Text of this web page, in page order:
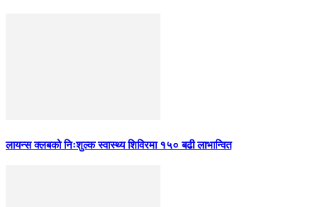
लायन्स क्लबको निःशुल्क स्वास्थ्य शिविरमा १५० बढी लाभान्वित